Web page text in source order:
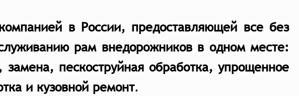
в России, предоставляющей все без
рам внедорожников в одном месте:
пескоструйная обработка, упрощенное
и кузовной ремонт.